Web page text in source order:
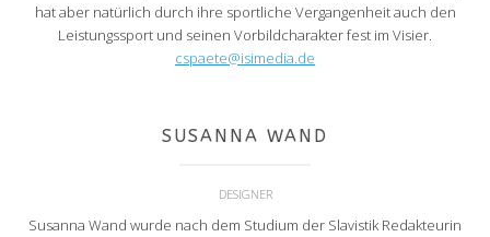
hat aber natürlich durch ihre sportliche Vergangenheit auch den
Leistungssport und seinen Vorbildcharakter fest im Visier.
cspaete@isimedia.de
SUSANNA WAND
DESIGNER
Susanna Wand wurde nach dem Studium der Slavistik Redakteurin